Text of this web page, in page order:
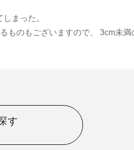
まった。
ものもございますので、 3cm未
す